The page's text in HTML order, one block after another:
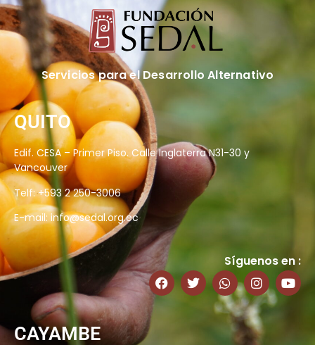
Servicios para el Desarrollo Alternativo
QUITO
Edif. CESA – Primer Piso. Calle Inglaterra N31-30 y
Vancouver
Telf: +593 2 250-3006
E-mail:info@sedal.org.ec
Síguenos en :
CAYAMBE